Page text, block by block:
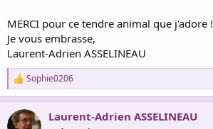
MERCI pour ce tendre animal que j'adore !
Je vous embrasse,
Laurent-Adrien ASSELINEAU
R
e
a
c
Sophie0206
Laurent-Adrien ASSELINEAU